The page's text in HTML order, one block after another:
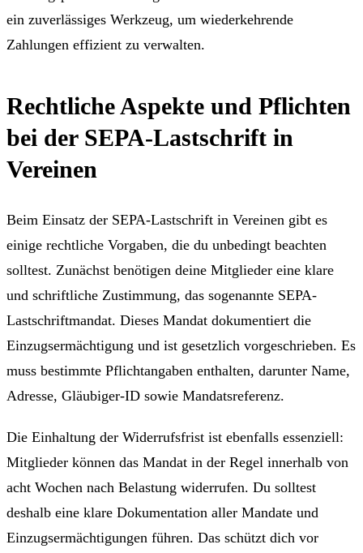
ein zuverlässiges Werkzeug, um wiederkehrende
Zahlungen effizient zu verwalten.
Rechtliche Aspekte und Pflichten
bei der SEPA-Lastschrift in
Vereinen
Beim Einsatz der SEPA-Lastschrift in Vereinen gibt es
einige rechtliche Vorgaben, die du unbedingt beachten
solltest. Zunächst benötigen deine Mitglieder eine klare
und schriftliche Zustimmung, das sogenannte SEPA-
Lastschriftmandat. Dieses Mandat dokumentiert die
Einzugsermächtigung und ist gesetzlich vorgeschrieben. Es
muss bestimmte Pflichtangaben enthalten, darunter Name,
Adresse, Gläubiger-ID sowie Mandatsreferenz.
Die Einhaltung der Widerrufsfrist ist ebenfalls essenziell:
Mitglieder können das Mandat in der Regel innerhalb von
acht Wochen nach Belastung widerrufen. Du solltest
deshalb eine klare Dokumentation aller Mandate und
Einzugsermächtigungen führen. Das schützt dich vor